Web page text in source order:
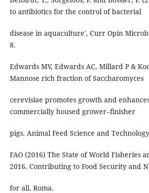
to antibiotics for the control of bacterial
disease in aquaculture', Curr Opin
8.
Edwards MV, Edwards AC, Millard P &
Mannose rich fraction of Saccharomyces
cerevisiae promotes growth and
commercially housed grower–finisher
pigs. Animal Feed Science and
FAO (2016) The State of World Fisheries
2016. Contributing to Food Security and
for all. Roma.